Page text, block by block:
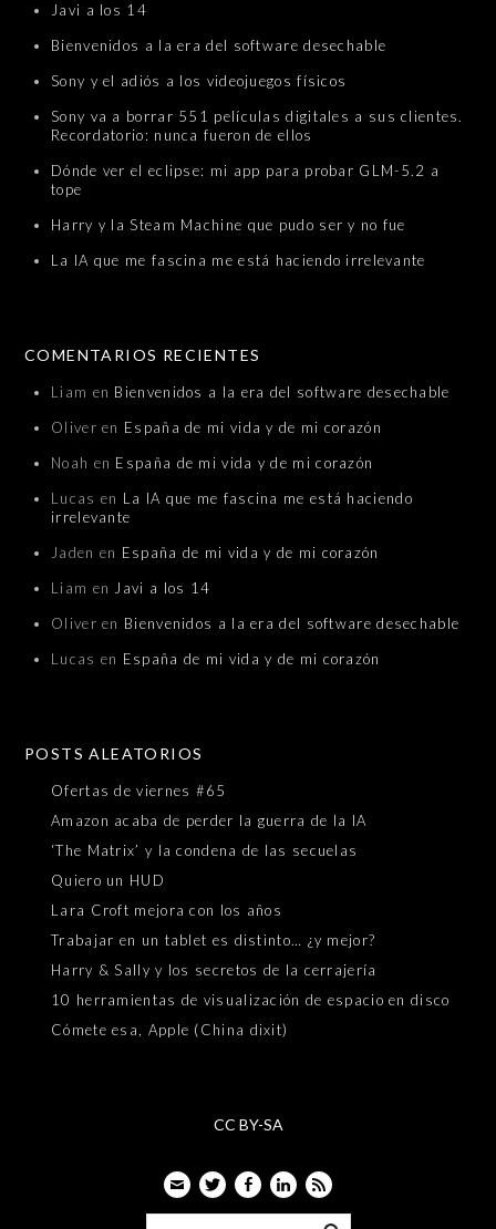
Javi a los 14
Bienvenidos a la era del software desechable
Sony y el adiós a los videojuegos físicos
Sony va a borrar 551 películas digitales a sus clientes.
Recordatorio: nunca fueron de ellos
Dónde ver el eclipse: mi app para probar GLM-5.2 a
tope
Harry y la Steam Machine que pudo ser y no fue
La IA que me fascina me está haciendo irrelevante
COMENTARIOS RECIENTES
Liam en Bienvenidos a la era del software desechable
Oliver en España de mi vida y de mi corazón
Noah en España de mi vida y de mi corazón
Lucas en La IA que me fascina me está haciendo
irrelevante
Jaden en España de mi vida y de mi corazón
Liam en Javi a los 14
Oliver en Bienvenidos a la era del software desechable
Lucas en España de mi vida y de mi corazón
POSTS ALEATORIOS
Ofertas de viernes #65
Amazon acaba de perder la guerra de la IA
‘The Matrix’ y la condena de las secuelas
Quiero un HUD
Lara Croft mejora con los años
Trabajar en un tablet es distinto… ¿y mejor?
Harry & Sally y los secretos de la cerrajería
10 herramientas de visualización de espacio en disco
Cómete esa, Apple (China dixit)
CC BY-SA
EmailTwitterFacebook
LinkedIn
Feed